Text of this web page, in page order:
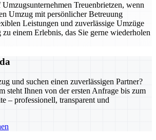
Umzugsunternehmen Treuenbrietzen, wenn
Umzug mit persönlicher Betreuung
Leistungen und zuverlässige Umzüge
einem Erlebnis, das Sie gerne wiederholen
und suchen einen zuverlässigen Partner?
steht Ihnen von der ersten Anfrage bis zum
– professionell, transparent und